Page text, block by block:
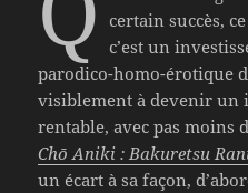
certain succès,
c’est un
parodico-homo-érotique
visiblement à devenir un
rentable, avec pas moins
Chō Aniki : Bakuretsu
un écart à sa façon,